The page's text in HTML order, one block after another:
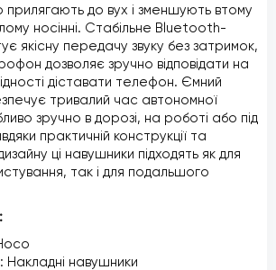
прилягають до вух і зменшують втому
носінні. Стабільне Bluetooth-
якісну передачу звуку без затримок,
дозволяє зручно відповідати на
діставати телефон. Ємний
тривалий час автономної
зручно в дорозі, на роботі або під
практичній конструкції та
ці навушники підходять як для
так і для подальшого
Накладні навушники